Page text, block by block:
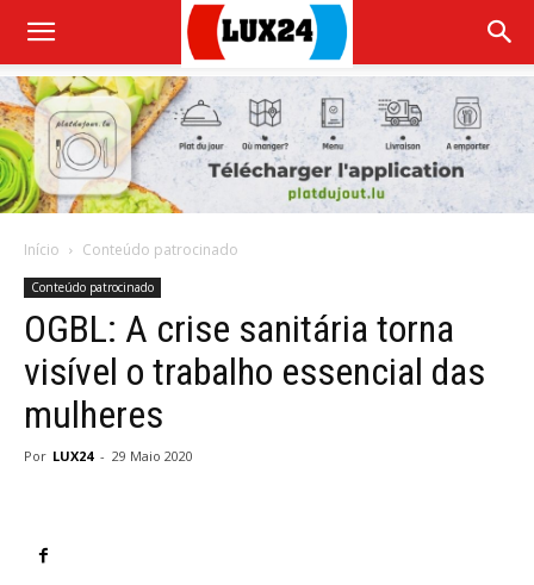
Início Conteúdo patrocinado
Conteúdo patrocinado
OGBL: A crise sanitária torna
visível o trabalho essencial das
mulheres
Por LUX24 - 29 Maio 2020